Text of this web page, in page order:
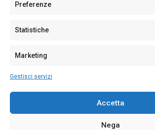
Preferenze
Statistiche
Marketing
Gestisci servizi
Accetta
Nega
Sede:Via Cristoforo Colombo 09013 Carbonia
Partita IVA02270380922
128/2020 del 10/02/2020
Per la Pubblicità: